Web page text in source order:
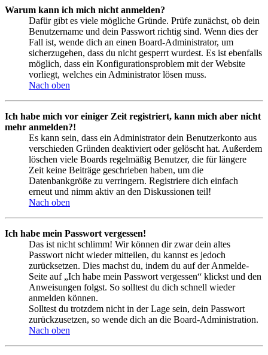
Warum kann ich mich nicht anmelden?
Dafür gibt es viele mögliche Gründe. Prüfe zunächst, ob dein
Benutzername und dein Passwort richtig sind. Wenn dies der
Fall ist, wende dich an einen Board-Administrator, um
sicherzugehen, dass du nicht gesperrt wurdest. Es ist ebenfalls
möglich, dass ein Konfigurationsproblem mit der Website
vorliegt, welches ein Administrator lösen muss.
Nach oben
Ich habe mich vor einiger Zeit registriert, kann mich aber nicht
mehr anmelden?!
Es kann sein, dass ein Administrator dein Benutzerkonto aus
verschieden Gründen deaktiviert oder gelöscht hat. Außerdem
löschen viele Boards regelmäßig Benutzer, die für längere
Zeit keine Beiträge geschrieben haben, um die
Datenbankgröße zu verringern. Registriere dich einfach
erneut und nimm aktiv an den Diskussionen teil!
Nach oben
Ich habe mein Passwort vergessen!
Das ist nicht schlimm! Wir können dir zwar dein altes
Passwort nicht wieder mitteilen, du kannst es jedoch
zurücksetzen. Dies machst du, indem du auf der Anmelde-
Seite auf „Ich habe mein Passwort vergessen“ klickst und den
Anweisungen folgst. So solltest du dich schnell wieder
anmelden können.
Solltest du trotzdem nicht in der Lage sein, dein Passwort
zurückzusetzen, so wende dich an die Board-Administration.
Nach oben